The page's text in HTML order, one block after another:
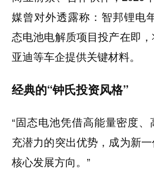
媒曾对外透露称：智邦锂电
态电池电解质项目投产在即
亚迪等车企提供关键材料。
经典的“钟氏投资风格”
“固态电池凭借高能量密度
充潜力的突出优势，成为新
核心发展方向。”